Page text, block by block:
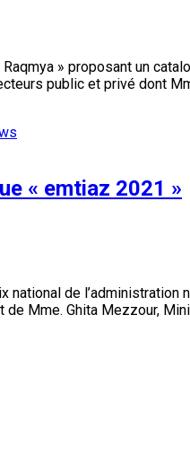
» proposant un
public et privé dont
« emtiaz 2021 »
de l’administration
Mme. Ghita Mezzour,